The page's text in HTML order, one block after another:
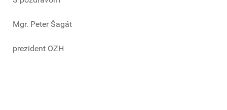
Mgr. Peter Šagát
prezident OZH